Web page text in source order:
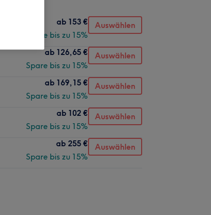
ab 153 €
Spare bis zu 15%
Auswählen
ab 126,65 €
Spare bis zu 15%
Auswählen
ab 169,15 €
Spare bis zu 15%
Auswählen
ab 102 €
Spare bis zu 15%
Auswählen
ab 255 €
Spare bis zu 15%
Auswählen